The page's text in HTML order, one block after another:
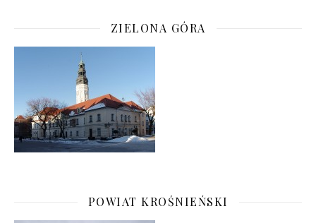
ZIELONA GÓRA
POWIAT KROŚNIEŃSKI